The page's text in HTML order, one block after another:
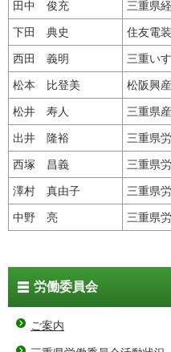
田中 俊充 三重県
下田 典史 住友電
西田 義明 三重い
松本 比登美 松阪興
松井 寿人 三重県
出井 隆裕 三重県
西塚 昌義 三重県
澤村 真由子 三重県
中野 亮 三重県
労働委員会
ご案内